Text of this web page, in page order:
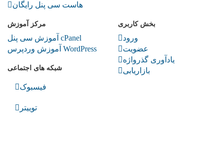
هاست سی پنل رایگان
بخش کاربری
ورود
عضویت
یادآوری گذرواژه
بازاریابی
مرکز آموزش
آموزش سی پنل cPanel
آموزش وردپرس WordPress
شبکه های اجتماعی
فیسبوک
توییتر